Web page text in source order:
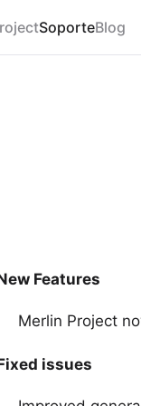
SoporteBlog
Features
Merlin Project
issues